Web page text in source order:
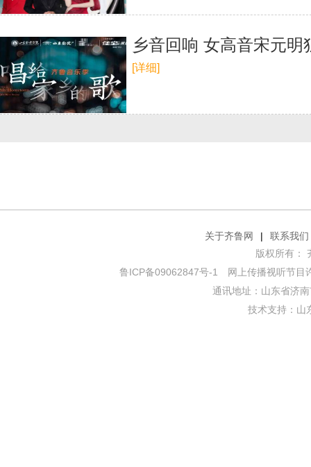
乡音回响 女高音宋元
[详细]
关于齐鲁网 |
联系我们
版权所有：
鲁ICP备09062847号-1 网上传播视听节目
通讯地址：山东省济
技术支持： 山